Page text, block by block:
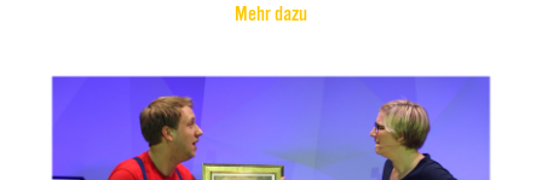
Mehr dazu